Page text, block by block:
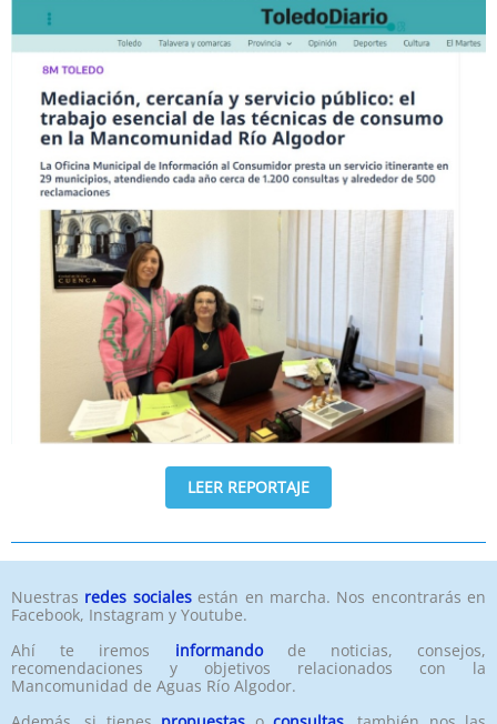
LEER REPORTAJE
Nuestras redes socialesestán en marcha. Nos encontrarás en
Facebook, Instagram y Youtube.
Ahí te iremos informandode noticias, consejos,
recomendaciones y objetivos relacionados con la
Mancomunidad de Aguas Río Algodor.